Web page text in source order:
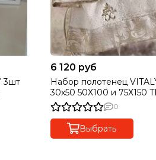
6 120 руб
Набор полотенец VITALY 3 пр
30х50 50Х100 и 75Х150 TIVOLYO
HOME Турция0
Выбрать